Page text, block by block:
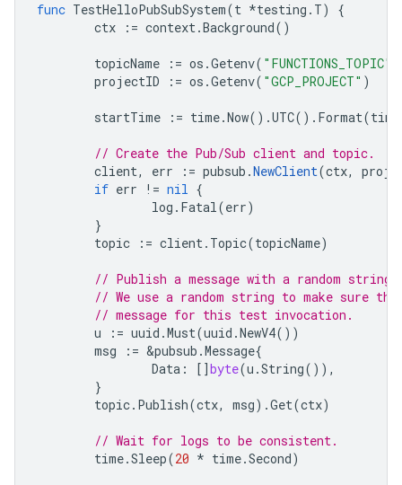
func TestHelloPubSubSystem(t *testing . T)
{
ctx
:= context.Background()
topicName := os .Getenv( "FUNCTIONS_TOPIC"
projectID
:= os .Getenv( "GCP_PROJECT" )
startTime := time.Now().UTC(). Format(time
// Create the Pub/Sub client and topic.
client, err := pubsub .NewClient(ctx,
if err != nil {
log . Fatal(err)
}
topic
:= client. Topic(topicName)
// Publish a message with a random
// We use a random string to make sure
// message for this test invocation.
u
:= uuid .Must(uuid .NewV4())
msg
:= &pubsub .Message{
Data : []byte(u .String()),
}
topic. Publish(ctx, msg).Get(ctx)
// Wait for logs to be consistent.
time.Sleep(20 * time.Second)